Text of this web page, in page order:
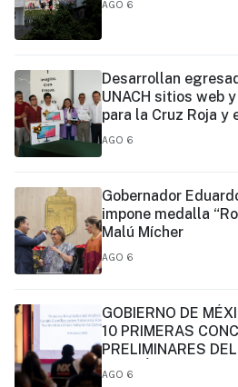
AGO 6
Desarrollan
UNACH sitios web
para la Cruz Roja y
Bomberos de
AGO 6
Gobernador
impone medalla
Malú Mícher
AGO 6
GOBIERNO DE
10 PRIMERAS
PRELIMINARES
CIENTÍFICOS Y
AGO 6